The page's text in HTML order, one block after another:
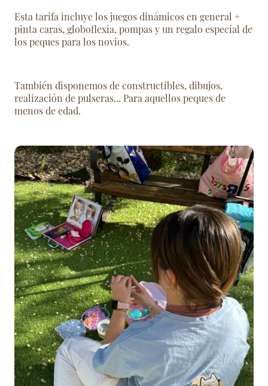
Esta tarifa incluye los juegos dinámicos en general +
pinta caras, globoflexia, pompas y un regalo especial de
los peques para los novios.
También disponemos de constructibles, dibujos,
realización de pulseras... Para aquellos peques de
menos de edad.